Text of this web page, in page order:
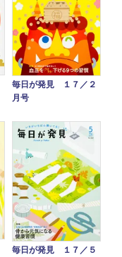
毎日が発見 １７／２
月号
毎日が発見 １７／５